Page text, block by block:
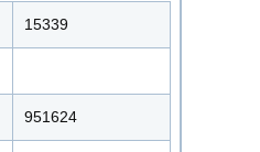
15339
951624